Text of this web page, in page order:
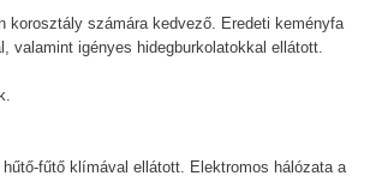
számára kedvező. Eredeti keményfa
valamint igényes hidegburkolatokkal ellátott.
fűtő klímával ellátott. Elektromos hálózata a